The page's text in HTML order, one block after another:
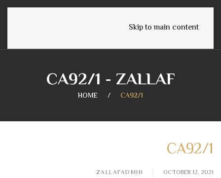
Skip to main content
CA92/1 - ZALLAF
HOME CA92/1
CA92/1
OCTOBER 12, 2021
ZALLAFADMIN